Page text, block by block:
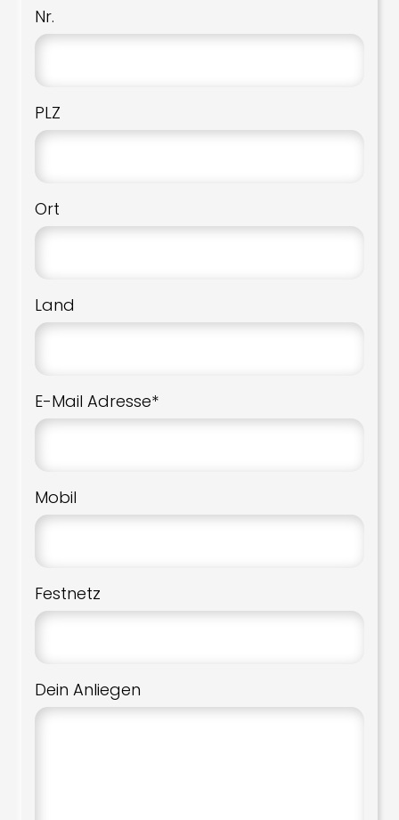
Nr.
PLZ
Ort
Land
E-Mail Adresse*
Mobil
Festnetz
Dein Anliegen